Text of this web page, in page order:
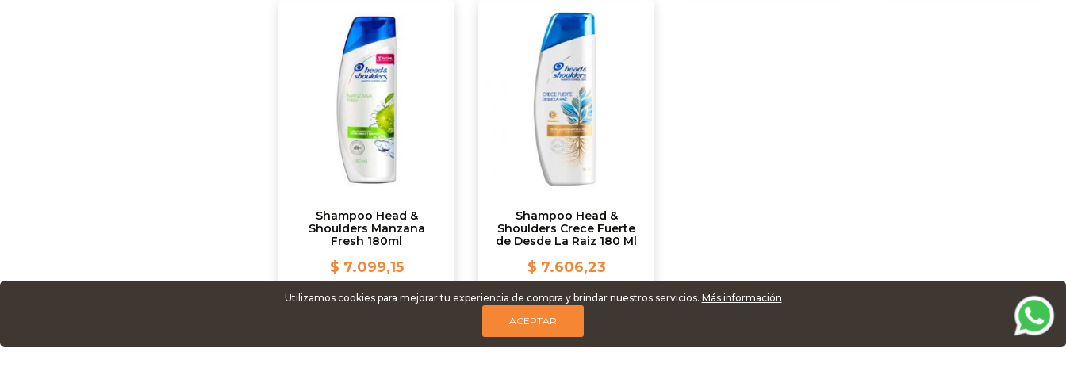
Shampoo Head &
Shoulders Manzana
Fresh 180ml
$ 7.099,15
Shampoo Head &
Shoulders Crece Fuerte
de Desde La Raiz 180 Ml
$ 7.606,23
Utilizamos cookies para mejorar tu experiencia de compra y brindar nuestros servicios. Más información
ACEPTAR